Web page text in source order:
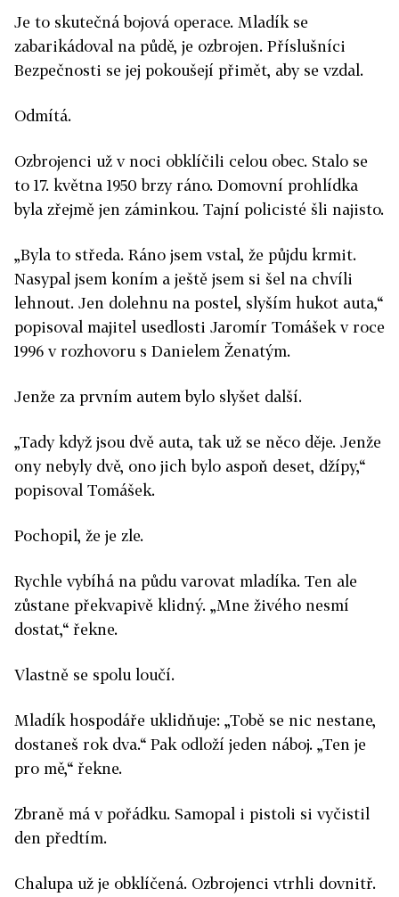
Je to skutečná bojová operace. Mladík se
zabarikádoval na půdě, je ozbrojen. Příslušníci
Bezpečnosti se jej pokoušejí přimět, aby se vzdal.
Odmítá.
Ozbrojenci už v noci obklíčili celou obec. Stalo se
to 17. května 1950 brzy ráno. Domovní prohlídka
byla zřejmě jen záminkou. Tajní policisté šli najisto.
„Byla to středa. Ráno jsem vstal, že půjdu krmit.
Nasypal jsem koním a ještě jsem si šel na chvíli
lehnout. Jen dolehnu na postel, slyším hukot auta,“
popisoval majitel usedlosti Jaromír Tomášek v roce
1996 v rozhovoru s Danielem Ženatým.
Jenže za prvním autem bylo slyšet další.
„Tady když jsou dvě auta, tak už se něco děje. Jenže
ony nebyly dvě, ono jich bylo aspoň deset, džípy,“
popisoval Tomášek.
Pochopil, že je zle.
Rychle vybíhá na půdu varovat mladíka. Ten ale
zůstane překvapivě klidný. „Mne živého nesmí
dostat,“ řekne.
Vlastně se spolu loučí.
Mladík hospodáře uklidňuje: „Tobě se nic nestane,
dostaneš rok dva.“ Pak odloží jeden náboj. „Ten je
pro mě,“ řekne.
Zbraně má v pořádku. Samopal i pistoli si vyčistil
den předtím.
Chalupa už je obklíčená. Ozbrojenci vtrhli dovnitř.